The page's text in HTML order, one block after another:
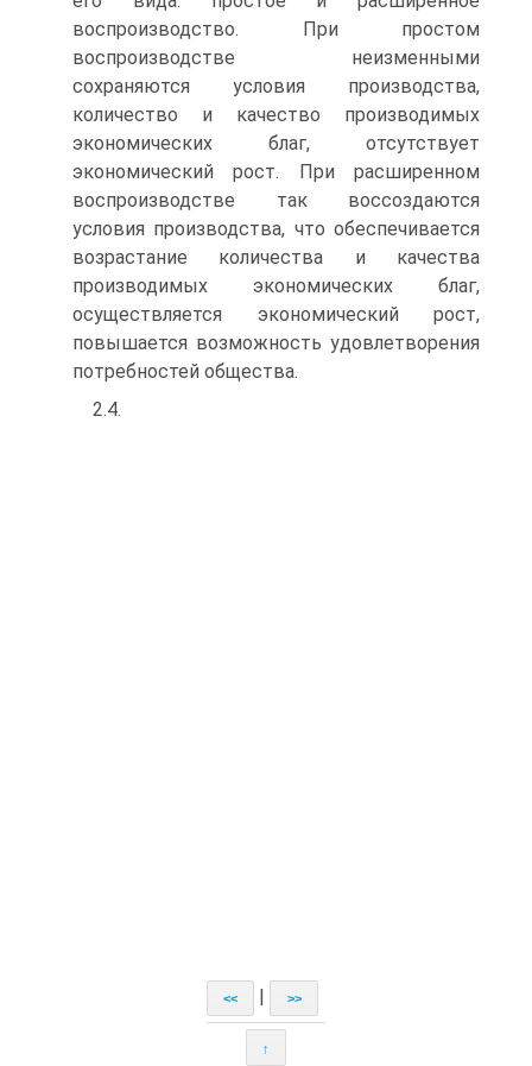
воспроизводство. При простом
воспроизводстве неизменными
сохраняются условия производства,
количество и качество производимых
экономических благ, отсутствует
экономический рост. При расширенном
воспроизводстве так воссоздаются
условия производства, что обеспечивается
возрастание количества и качества
производимых экономических благ,
осуществляется экономический рост,
повышается возможность удовлетворения
потребностей общества.
2.4.
<< >>
↑